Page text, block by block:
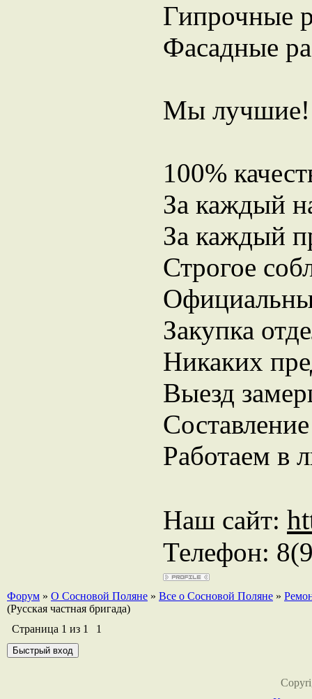
Гипрочные
Фасадные
Мы лучшие!
100%
За каждый
За каждый
Строгое
Закупка
Никаких
Выезд
Работаем в
Наш сайт:
Телефон:
Форум » О Сосновой Поляне » Все о Сосновой Поляне »
(Русская частная бригада)
Страница 1 из 1 1